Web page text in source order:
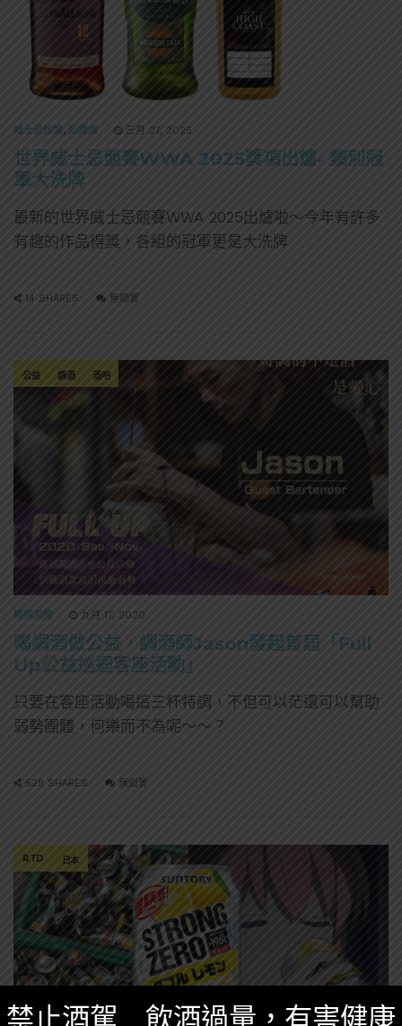
威士忌知識, 知識庫 三月 27, 2025
世界威士忌競賽WWA 2025獎項出爐- 類別冠
軍大洗牌
最新的世界威士忌競賽WWA 2025出爐啦～今年有許多
有趣的作品得獎，各組的冠軍更是大洗牌
14 SHARES 無迴響
公益 調酒 酒吧
精選酒聞 九月 17, 2020
喝調酒做公益，調酒師Jason發起首屆「Full
Up公益巡迴客座活動」
只要在客座活動喝這三杯特調，不但可以茫還可以幫助
弱勢團體，何樂而不為呢～～？
528 SHARES 無迴響
RTD 日本